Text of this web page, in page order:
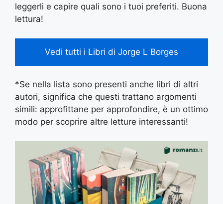
leggerli e capire quali sono i tuoi preferiti. Buona
lettura!
Vedi tutti i Libri di Jorge L Borges
*Se nella lista sono presenti anche libri di altri
autori, significa che questi trattano argomenti
simili: approfittane per approfondire, è un ottimo
modo per scoprire altre letture interessanti!